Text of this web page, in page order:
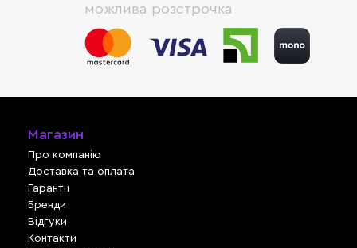
можлива розстрочка
Магазин
Про компанію
Доставка та оплата
Гарантії
Бренди
Відгуки
Контакти